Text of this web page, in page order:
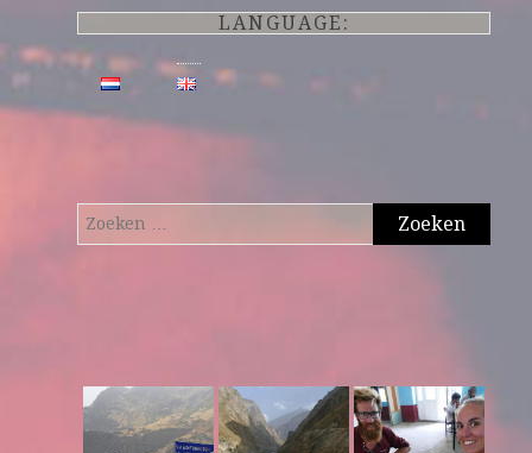
LANGUAGE:
Zoeken